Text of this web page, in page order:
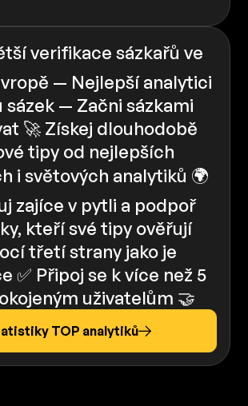
verifikace sázkařů ve
— Nejlepší analytici
sázek — Začni sázkami
🚀 Získej dlouhodobě
tipy od nejlepších
i světových analytiků 🌍
zajíce v pytli a podpoř
kteří své tipy ověřují
třetí strany jako je
✅️️ Připoj se k více než 5
uživatelům 🤝
TOP analytiků